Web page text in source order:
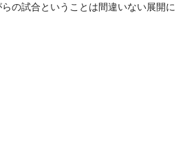
の試合ということは間違いない展開に